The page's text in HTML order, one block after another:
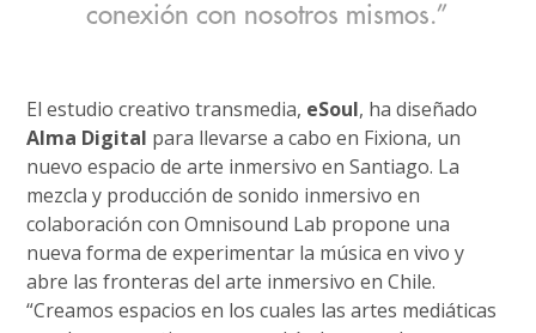
conexión con nosotros mismos.”
El estudio creativo transmedia, eSoul, ha diseñado
Alma Digital para llevarse a cabo en Fixiona, un
nuevo espacio de arte inmersivo en Santiago. La
mezcla y producción de sonido inmersivo en
colaboración con Omnisound Lab propone una
nueva forma de experimentar la música en vivo y
abre las fronteras del arte inmersivo en Chile.
“Creamos espacios en los cuales las artes mediáticas